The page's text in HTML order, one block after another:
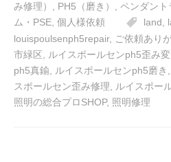
み修理）
PH5（磨き） ペンダント
ム・PSE 個人様依頼 land
louispoulsenph5repair, ご依頼あり
市緑区, ルイスポールセンph5歪み
ph5真鍮, ルイスポールセンph5磨き ,
スポールセン歪み修理, ルイスポー
照明の総合プロSHOP, 照明修理